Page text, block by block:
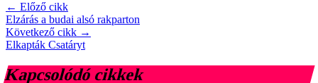
← Előző cikk
Elzárás a budai alsó rakparton
Következő cikk →
Elkapták Csatáryt
Kapcsolódó cikkek